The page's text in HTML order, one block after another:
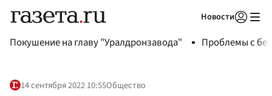
Новости
Покушение на главу "Уралдронзавода" Проблемы с
14 сентября 2022 10:55Общество